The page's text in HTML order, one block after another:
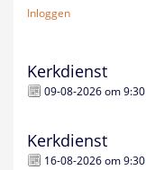
Inloggen
Kerkdienst
09-08-2026 om 9:30
Kerkdienst
16-08-2026 om 9:30